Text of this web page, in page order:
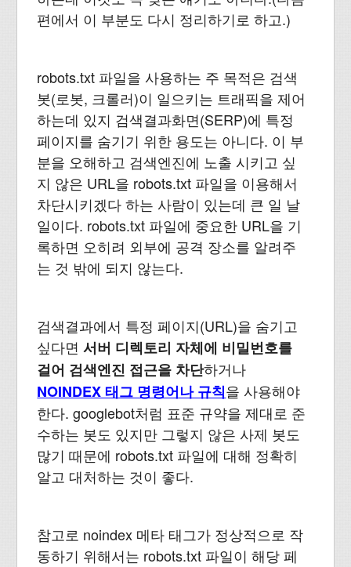
편에서 이 부분도 다시 정리하기로 하고.)
robots.txt 파일을 사용하는 주 목적은 검색
봇(로봇, 크롤러)이 일으키는 트래픽을 제어
하는데 있지 검색결과화면(SERP)에 특정
페이지를 숨기기 위한 용도는 아니다. 이 부
분을 오해하고 검색엔진에 노출 시키고 싶
지 않은 URL을 robots.txt 파일을 이용해서
차단시키겠다 하는 사람이 있는데 큰 일 날
일이다. robots.txt 파일에 중요한 URL을 기
록하면 오히려 외부에 공격 장소를 알려주
는 것 밖에 되지 않는다.
검색결과에서 특정 페이지(URL)을 숨기고
싶다면서버 디렉토리 자체에 비밀번호를
걸어 검색엔진 접근을 차단하거나
NOINDEX 태그 명령어나 규칙을 사용해야
한다. googlebot처럼 표준 규약을 제대로 준
수하는 봇도 있지만 그렇지 않은 사제 봇도
많기 때문에 robots.txt 파일에 대해 정확히
알고 대처하는 것이 좋다.
참고로 noindex 메타 태그가 정상적으로 작
동하기 위해서는 robots.txt 파일이 해당 페